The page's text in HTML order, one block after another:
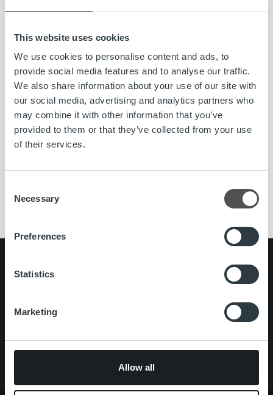
This website uses cookies
We use cookies to personalise content and ads, to
provide social media features and to analyse our traffic.
We also share information about your use of our site with
our social media, advertising and analytics partners who
may combine it with other information that you’ve
provided to them or that they’ve collected from your use
of their services.
Selection
Necessary
Preferences
Statistics
Marketing
Allow all
Tarkista, löytyisikö vastaus
kysymykseesi Ropon UKK:sta
Olemme koostaneet avuksesiRopon Usein kysytyt
kysymykset -sivun, josta löydät vastauksia yleisimmin
kysyttyihin kysymyksiin.
Ropo Online